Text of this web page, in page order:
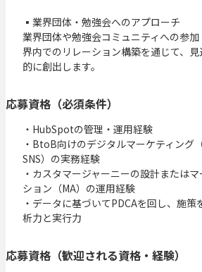
▪️業界団体・勉強会へのアプローチ
業界団体や勉強会コミュニティへの参
界内でのリレーション構築を通じて、
的に創出します。
応募資格（必須条件）
・HubSpotの管理・運用経験
・BtoB向けのデジタルマーケティング
SNS）の実務経験
・カスタマージャーニーの設計または
ション（MA）の運用経験
・データに基づいてPDCAを回し、施
析力と実行力
応募資格（歓迎される資格・経験）